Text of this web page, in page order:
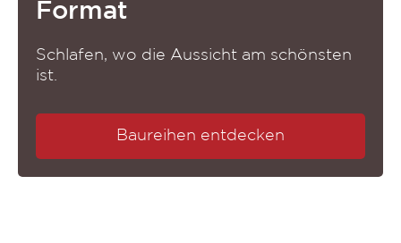
Format
Schlafen, wo die Aussicht am schönsten
ist.
Baureihen entdecken